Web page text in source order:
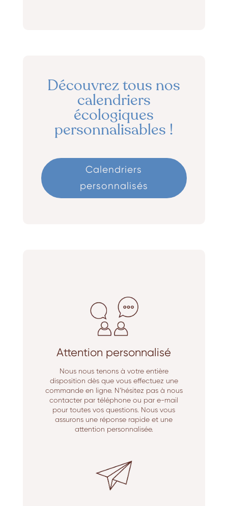
Découvrez tous nos
calendriers
écologiques
personnalisables !
Calendriers
personnalisés
Attention personnalisé
Nous nous tenons à votre entière
disposition dès que vous effectuez une
commande en ligne. N’hésitez pas à nous
contacter par téléphone ou par e-mail
pour toutes vos questions. Nous vous
assurons une réponse rapide et une
attention personnalisée.